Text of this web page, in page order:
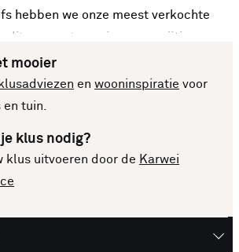
hebben we onze meest verkochte
dit moment voor je op een rijtje
makkelijk de specificaties en
goede keuze te kunnen maken.
altijd up-to-date, zodat je meteen op
de top 10 Poefs en laat je
je volgende aankoop!
mooier
klusadviezen en wooninspiratie voor
tuin.
klus nodig?
klus uitvoeren door de Karwei